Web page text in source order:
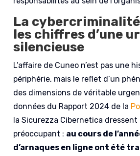
La
les chiffres d’une
silencieuse
L’affaire de Cuneo n’est pas une
périphérie, mais le reflet d’un
des dimensions de véritable
données du Rapport 2024 de la
la Sicurezza Cibernetica dressent
préoccupant : au cours de
d’arnaques en ligne ont été